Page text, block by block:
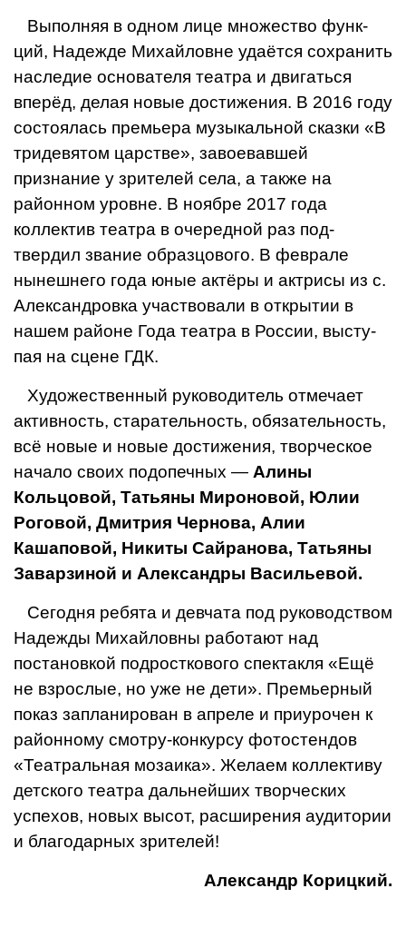
Выполняя в одном лице множество функ­
ций, Надежде Михайловне удаётся сохра­нить
наследие основателя театра и дви­гаться
вперёд, делая новые достижения. В 2016 году
состоялась премьера музыкаль­ной сказки «В
тридевятом царстве», завое­вавшей
признание у зрителей села, а так­же на
районном уровне. В ноябре 2017 го­да
коллектив театра в очередной раз под­
твердил звание образцового. В феврале
нынешнего года юные актёры и актрисы из с.
Александровка участвовали в открытии в
нашем районе Года театра в России, высту­
пая на сцене ГДК.
Художественный руководитель отме­чает
активность, старательность, обяза­тельность,
всё новые и новые достиже­ния, творческое
начало своих подопечных — Алины
Кольцовой, Татьяны Мироновой, Юлии
Роговой, Дмитрия Чернова, Алии
Кашаповой, Никиты Сайранова, Татьяны
За­варзиной и Александры Васильевой.
Сегодня ребята и девчата под руковод­ством
Надежды Михайловны работают над
постановкой подросткового спектакля «Ещё
не взрослые, но уже не дети». Премьерный
показ запланирован в апреле и приурочен к
районному смотру-конкурсу фотостен­дов
«Театральная мозаика». Желаем кол­лективу
детского театра дальнейших твор­ческих
успехов, новых высот, расширения аудитории
и благодарных зрителей!
Александр Корицкий.